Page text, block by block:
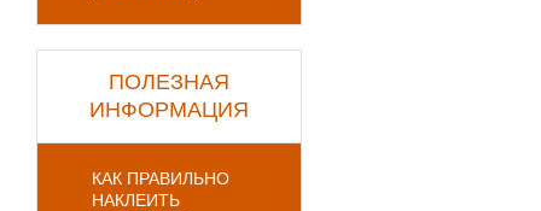
ПОЛЕЗНАЯ
ИНФОРМАЦИЯ
КАК ПРАВИЛЬНО
НАКЛЕИТЬ